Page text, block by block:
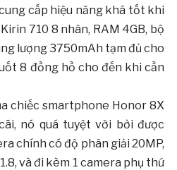
cấp hiệu năng khá tốt khi
710 8 nhân, RAM 4GB, bộ
lượng 3750mAh tạm đủ cho
8 đồng hồ cho đến khi cần
chiếc smartphone Honor 8X
nó quá tuyệt vời bởi được
chính có độ phân giải 20MP,
và đi kèm 1 camera phụ thứ